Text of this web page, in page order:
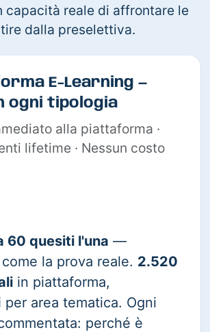
capacità reale di affrontare le
dalla preselettiva.
E-Learning —
ogni tipologia
alla piattaforma ·
lifetime · Nessun costo
60 quesiti l'una —
la prova reale. 2.520
in piattaforma,
per area tematica. Ogni
perché è